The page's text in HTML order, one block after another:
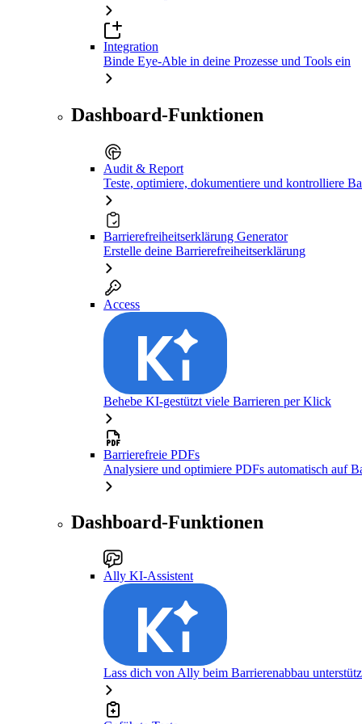
Integration
Binde Eye-Able in deine Prozesse und Tools ein
Dashboard-Funktionen
Audit & Report
Teste, optimiere, dokumentiere und kontrolliere
Barrierefreiheitserklärung Generator
Erstelle deine Barrierefreiheitserklärung
Access
Behebe KI-gestützt viele Barrieren per Klick
Barrierefreie PDFs
Analysiere und optimiere PDFs automatisch auf
Dashboard-Funktionen
Ally KI-Assistent
Lass dich von Ally beim Barrierenabbau